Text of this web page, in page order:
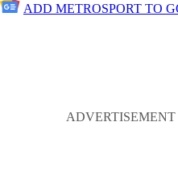
ADD METROSPORT TO